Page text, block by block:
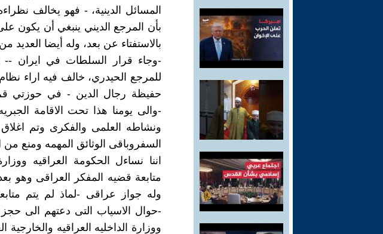
المسائل الدينية، - فهو يخالف
بأن المرجع الديني ينبغي أن يكون
بالاستفتاء عن بعد، وله أيضا العديد
-وجاء قرار السلطات في ايران --
للمرجع الحيدري، خالف فيه اراء نظام
حفيظة رجال الدين - في حوزتي
-والى يومنا هذا تحت الاقامة
ونشاطه العلمى والفكرى وتم
السفروباقى الوثائق المهمه ومنع
اننا نساءل الحكومة العراقيه
متابعة قضيه المفكر العراقى وهو
وله جواز عراقى -لماذ لم يتم
-حوال الاسياب التى دعتهم الى
ووزارة الداخليه العراقيه